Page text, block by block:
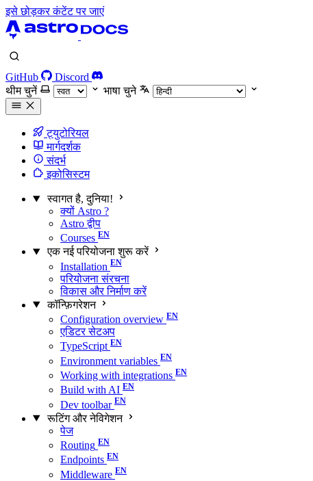
इसे छोड़कर कंटेंट पर जाएं
GitHub
Discord
थीम चुनें
भाषा चुने
ट्युटोरियल
मार्गदर्शक
संदर्भ
इकोसिस्टम
स्वागत है, दुनिया!
क्यों Astro ?
Astro द्वीप
Courses
एक नई परियोजना शुरू करें
Installation
परियोजना संरचना
विकास और निर्माण करें
कॉन्फ़िगरेशन
Configuration overview
एडिटर सेटअप
TypeScript
Environment variables
Working with integrations
Build with AI
Dev toolbar
रूटिंग और नेविगेशन
पेज
Routing
Endpoints
Middleware